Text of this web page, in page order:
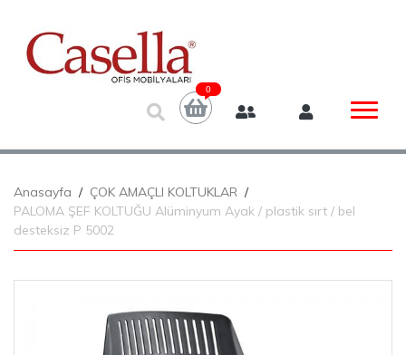
0
Anasayfa
ÇOK AMAÇLI KOLTUKLAR
PALOMA ŞEF KOLTUĞU Alüminyum Ayak / plastik sırt / bel
desteksiz P 5002